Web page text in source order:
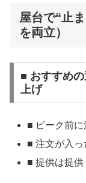
屋台で“止
を両立）
■ おすすめ
上げ
■ ピーク前
■ 注文が入っ
■ 提供は提供